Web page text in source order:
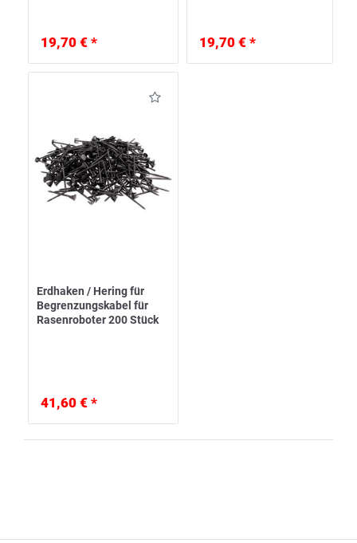
19,70 € * 19,70 € *
Erdhaken / Hering für
Begrenzungskabel für
Rasenroboter 200 Stück
41,60 € *